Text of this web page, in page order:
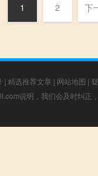
1 2 下
| 精选推荐文章 | 网站地图 |
说明，我们会及时纠正